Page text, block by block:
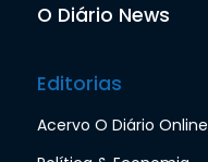
O Diário News
Editorias
Acervo O Diário Online